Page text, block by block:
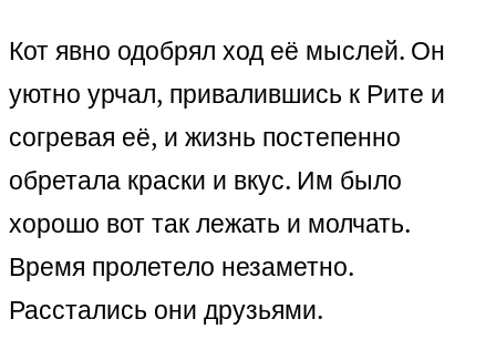
Кот явно одобрял ход её мыслей. Он
уютно урчал, привалившись к Рите и
согревая её, и жизнь постепенно
обретала краски и вкус. Им было
хорошо вот так лежать и молчать.
Время пролетело незаметно.
Расстались они друзьями.